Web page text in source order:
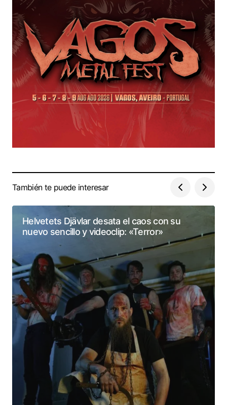
También te puede interesar
Helvetets Djävlar desata el caos con su
nuevo sencillo y videoclip: «Terror»